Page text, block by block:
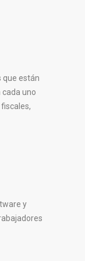
que están
uno
y